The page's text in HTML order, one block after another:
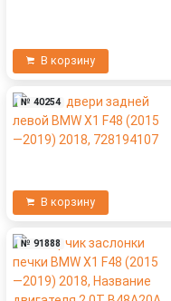
В корзину
№ 40254
В корзину
№ 91888